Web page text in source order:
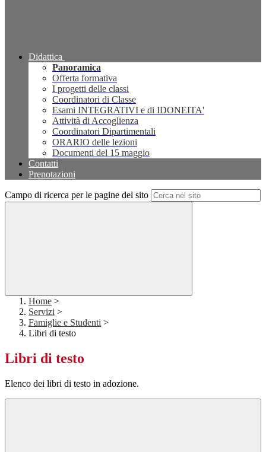
Didattica
Panoramica
Offerta formativa
I progetti delle classi
Coordinatori di Classe
Esami INTEGRATIVI e di IDONEITA'
Attività di Accoglienza
Coordinatori Dipartimentali
ORARIO delle lezioni
Documenti del 15 maggio
Contatti
Prenotazioni
Campo di ricerca per le pagine del sito
Home >
Servizi >
Famiglie e Studenti >
Libri di testo
Libri di testo
Elenco dei libri di testo in adozione.